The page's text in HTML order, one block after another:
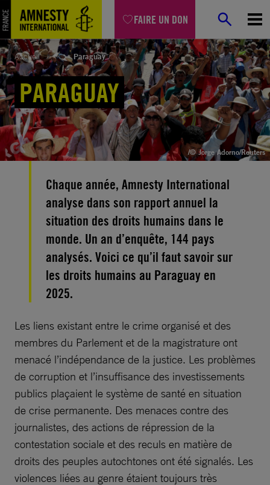
FAIRE UN DON
Aller
au
contenu
Accueil Paraguay
PARAGUAY
/© Jorge Adorno/Reuters
Chaque année, Amnesty International
analyse dans son rapport annuel la
situation des droits humains dans le
monde. Un an d’enquête, 144 pays
analysés. Voici ce qu’il faut savoir sur
les droits humains au Paraguay en
2025.
Les liens existant entre le crime organisé et des
membres du Parlement et de la magistrature ont
menacé l’indépendance de la justice. Les problèmes
de corruption et l’insuffisance des investissements
publics plaçaient le système de santé en situation
de crise permanente. Des menaces contre des
journalistes, des actions de répression de la
contestation sociale et des reculs en matière de
droits des peuples autochtones ont été signalés. Les
violences liées au genre étaient toujours très